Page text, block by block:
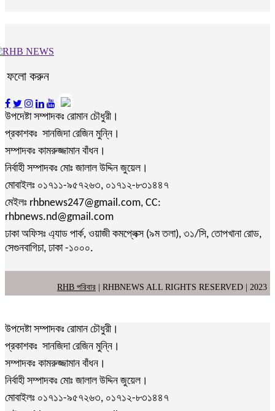
ফলো করুন
উপদেষ্টা সম্পাদকঃ রোমান চৌধুরী।
প্রকাশকঃ সানজিদা রেজিন মুন্নি।
সম্পাদকঃ কামরুজ্জামান বাঁধন।
নির্বাহী সম্পাদকঃ মোঃ জালাল উদ্দিন জুয়েল।
মোবাইলঃ ০১৭১১-৯৫৭২৬৩, ০১৭১২-৮৩১৪৪৭
মেইলঃ rhbnews247@gmail.com, CC:
rhbnews.nd@gmail.com
ঢাকা অফিসঃ এ্যাড পার্ক, ওয়াজী কমপ্লেক্স (৯ম তলা), ৩১/সি, তোপখানা রোড,
সেগুনবাগিচা, ঢাকা -১০০০.
RHB পরিবার | RHBNEWS ALL RIGHTS RESERVED | 2023
উপদেষ্টা সম্পাদকঃ রোমান চৌধুরী।
প্রকাশকঃ সানজিদা রেজিন মুন্নি।
সম্পাদকঃ কামরুজ্জামান বাঁধন।
নির্বাহী সম্পাদকঃ মোঃ জালাল উদ্দিন জুয়েল।
মোবাইলঃ ০১৭১১-৯৫৭২৬৩, ০১৭১২-৮৩১৪৪৭